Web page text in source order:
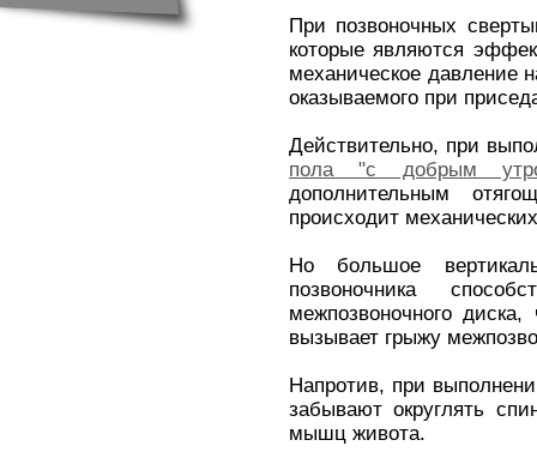
При позвоночных
которые являются
механическое давление
оказываемого при
Действительно, при
пола "с добрым
дополнительным
происходит
Но большое
позвоночника
межпозвоночного
вызывает грыжу
Напротив, при
забывают округлять
мышц живота.